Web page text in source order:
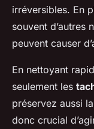
irréversibles. En
souvent d’autres
peuvent causer
En nettoyant
seulement les
préservez aussi la
donc crucial